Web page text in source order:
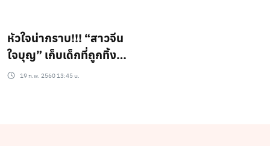
หัวใจน่ากราบ!!! “สาวจีน
ใจบุญ” เก็บเด็กที่ถูกทิ้งมา
เลี้ยงนับร้อยคน!!!
19 ก.พ. 2560 13:45 น.